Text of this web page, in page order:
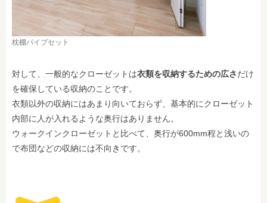
枕棚パイプセット
対して、一般的なクローゼットは衣類を収納するための広さだけ
を確保している収納のことです。
衣類以外の収納にはあまり向いておらず、基本的にクローゼット
内部に人が入れるような奥行はありません。
ウォークインクローゼットと比べて、奥行が600mm程と浅いの
で布団などの収納には不向きです。